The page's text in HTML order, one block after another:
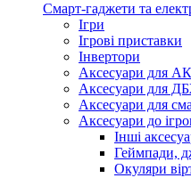
Смарт-гаджети та
Ігри
Ігрові приставки
Інвертори
Аксесуари для
Аксесуари для
Аксесуари для
Аксесуари до
Інші
Геймпади,
Окуляри